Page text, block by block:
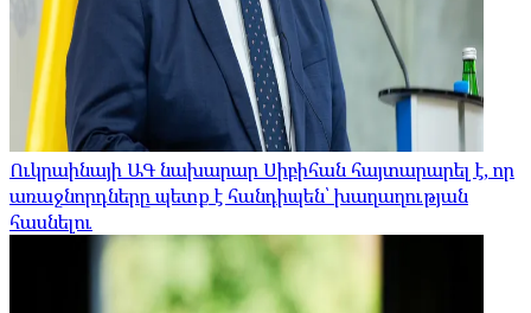
Ուկրաինայի ԱԳ նախարար Սիբիհան հայտարարել է, որ
առաջնորդները պետք է հանդիպեն՝ խաղաղության
հասնելու